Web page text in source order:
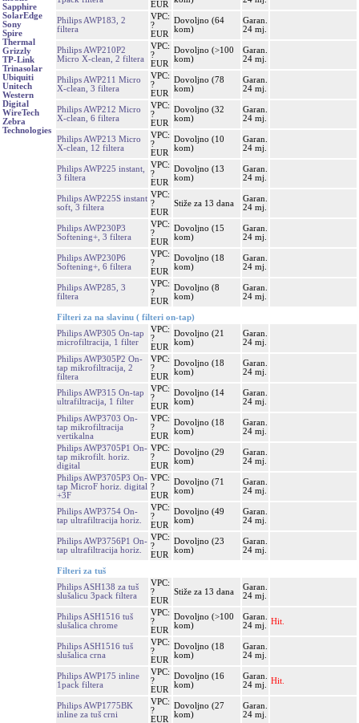
Sapphire
SolarEdge
Sony
Spire
Thermal
Grizzly
TP-Link
Trinasolar
Ubiquiti
Unitech
Western
Digital
WireTech
Zebra
Technologies
EUR
Philips AWP183, 2
filtera
VPC:
?
EUR
Dovoljno (64
kom)
Garan.
24 mj.
Philips AWP210P2
Micro X-clean, 2 filtera
VPC:
?
EUR
Dovoljno (>100
kom)
Garan.
24 mj.
Philips AWP211 Micro
X-clean, 3 filtera
VPC:
?
EUR
Dovoljno (78
kom)
Garan.
24 mj.
Philips AWP212 Micro
X-clean, 6 filtera
VPC:
?
EUR
Dovoljno (32
kom)
Garan.
24 mj.
Philips AWP213 Micro
X-clean, 12 filtera
VPC:
?
EUR
Dovoljno (10
kom)
Garan.
24 mj.
Philips AWP225 instant,
3 filtera
VPC:
?
EUR
Dovoljno (13
kom)
Garan.
24 mj.
Philips AWP225S instant
soft, 3 filtera
VPC:
?
EUR
Stiže za 13 dana
Garan.
24 mj.
Philips AWP230P3
Softening+, 3 filtera
VPC:
?
EUR
Dovoljno (15
kom)
Garan.
24 mj.
Philips AWP230P6
Softening+, 6 filtera
VPC:
?
EUR
Dovoljno (18
kom)
Garan.
24 mj.
Philips AWP285, 3
filtera
VPC:
?
EUR
Dovoljno (8
kom)
Garan.
24 mj.
Filteri za na slavinu ( filteri on-tap)
Philips AWP305 On-tap
microfiltracija, 1 filter
VPC:
?
EUR
Dovoljno (21
kom)
Garan.
24 mj.
Philips AWP305P2 On-
tap mikrofiltracija, 2
filtera
VPC:
?
EUR
Dovoljno (18
kom)
Garan.
24 mj.
Philips AWP315 On-tap
ultrafiltracija, 1 filter
VPC:
?
EUR
Dovoljno (14
kom)
Garan.
24 mj.
Philips AWP3703 On-
tap mikrofiltracija
vertikalna
VPC:
?
EUR
Dovoljno (18
kom)
Garan.
24 mj.
Philips AWP3705P1 On-
tap mikrofilt. horiz.
digital
VPC:
?
EUR
Dovoljno (29
kom)
Garan.
24 mj.
Philips AWP3705P3 On-
tap MicroF horiz. digital
+3F
VPC:
?
EUR
Dovoljno (71
kom)
Garan.
24 mj.
Philips AWP3754 On-
tap ultrafiltracija horiz.
VPC:
?
EUR
Dovoljno (49
kom)
Garan.
24 mj.
Philips AWP3756P1 On-
tap ultrafiltracija horiz.
VPC:
?
EUR
Dovoljno (23
kom)
Garan.
24 mj.
Filteri za tuš
Philips ASH138 za tuš
slušalicu 3pack filtera
VPC:
?
EUR
Stiže za 13 dana
Garan.
24 mj.
Philips ASH1516 tuš
slušalica chrome
VPC:
?
EUR
Dovoljno (>100
kom)
Garan.
24 mj.
Hit.
Philips ASH1516 tuš
slušalica crna
VPC:
?
EUR
Dovoljno (18
kom)
Garan.
24 mj.
Philips AWP175 inline
1pack filtera
VPC:
?
EUR
Dovoljno (16
kom)
Garan.
24 mj.
Hit.
Philips AWP1775BK
inline za tuš crni
VPC:
?
EUR
Dovoljno (27
kom)
Garan.
24 mj.